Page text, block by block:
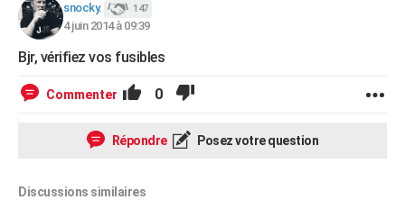
S'inscrire
Se connecter
Lycées
Collèges
Primaires
Universités
Entreprises
Service militaire
Avis de recherche
AVIS DE DÉCÈS
FORUM
Bricolage
Lifestyle
Culture
Sport
Auto
Television
Voyage
Cinema
snocky. 147
4 juin 2014 à 09:39
Bjr, vérifiez vos fusibles
Commenter 0
Répondre Posez votre question
Discussions similaires